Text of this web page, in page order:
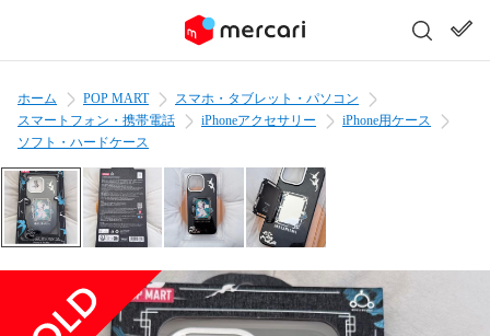
ホーム POP MART
スマホ・タブレット・パソコン
スマートフォン・携帯電話
iPhoneアクセサリー
iPhone用ケース
ソフト・ハードケース